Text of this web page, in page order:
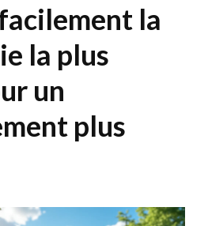
la
la plus
un
plus